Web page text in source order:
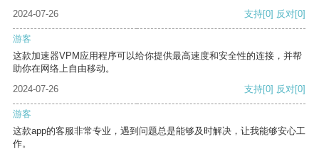
2024-07-26
支持[0] 反对[0]
游客
这款加速器VPM应用程序可以给你提供最高速度和安全性的连接，并帮
助你在网络上自由移动。
2024-07-26
支持[0] 反对[0]
游客
这款app的客服非常专业，遇到问题总是能够及时解决，让我能够安心工
作。